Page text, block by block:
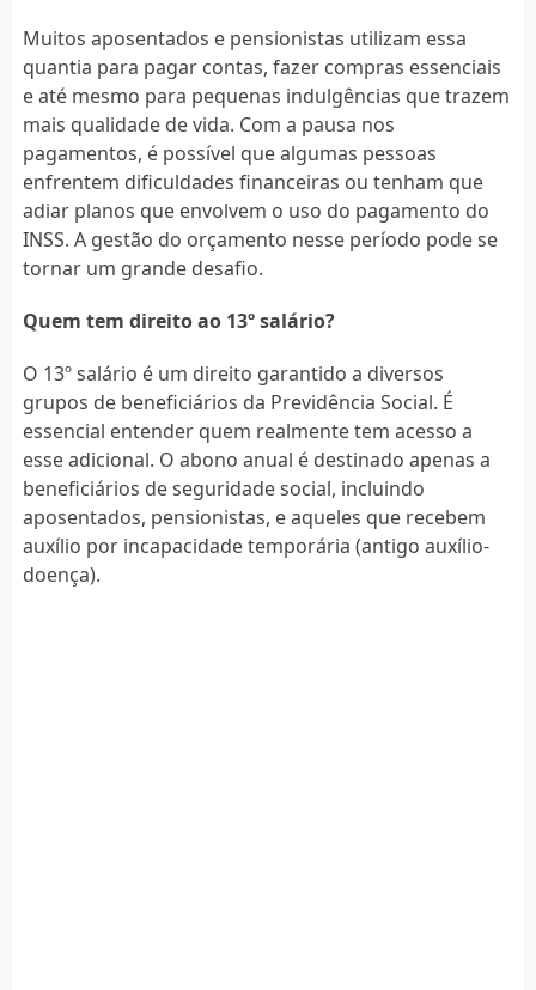
Muitos aposentados e pensionistas utilizam essa
quantia para pagar contas, fazer compras essenciais
e até mesmo para pequenas indulgências que trazem
mais qualidade de vida. Com a pausa nos
pagamentos, é possível que algumas pessoas
enfrentem dificuldades financeiras ou tenham que
adiar planos que envolvem o uso do pagamento do
INSS. A gestão do orçamento nesse período pode se
tornar um grande desafio.
Quem tem direito ao 13º salário?
O 13º salário é um direito garantido a diversos
grupos de beneficiários da Previdência Social. É
essencial entender quem realmente tem acesso a
esse adicional. O abono anual é destinado apenas a
beneficiários de seguridade social, incluindo
aposentados, pensionistas, e aqueles que recebem
auxílio por incapacidade temporária (antigo auxílio-
doença).